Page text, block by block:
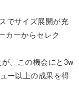
でサイズ展開が充
カーからセレク
、この機会にと3w
ー以上の成果を得